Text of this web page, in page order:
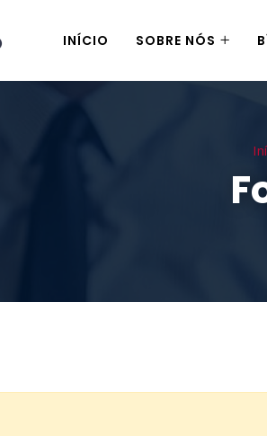
INÍCIO SOBRE NÓS